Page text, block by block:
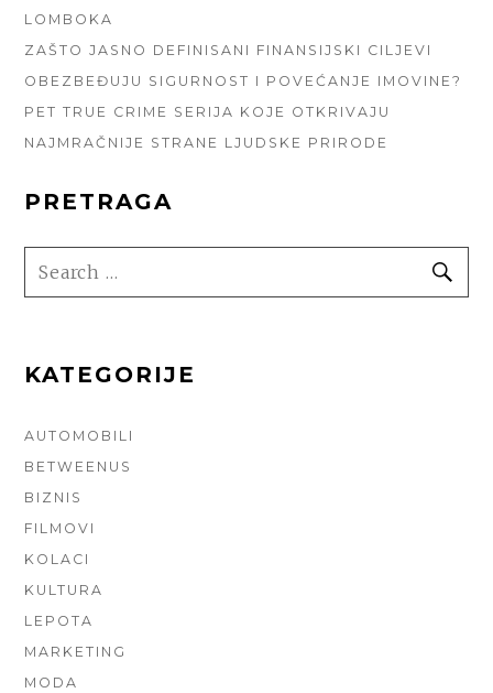
LOMBOKA
ZAŠTO JASNO DEFINISANI FINANSIJSKI CILJEVI
OBEZBEĐUJU SIGURNOST I POVEĆANJE IMOVINE?
PET TRUE CRIME SERIJA KOJE OTKRIVAJU
NAJMRAČNIJE STRANE LJUDSKE PRIRODE
PRETRAGA
SEARCH
FOR:
KATEGORIJE
AUTOMOBILI
BETWEENUS
BIZNIS
FILMOVI
KOLACI
KULTURA
LEPOTA
MARKETING
MODA